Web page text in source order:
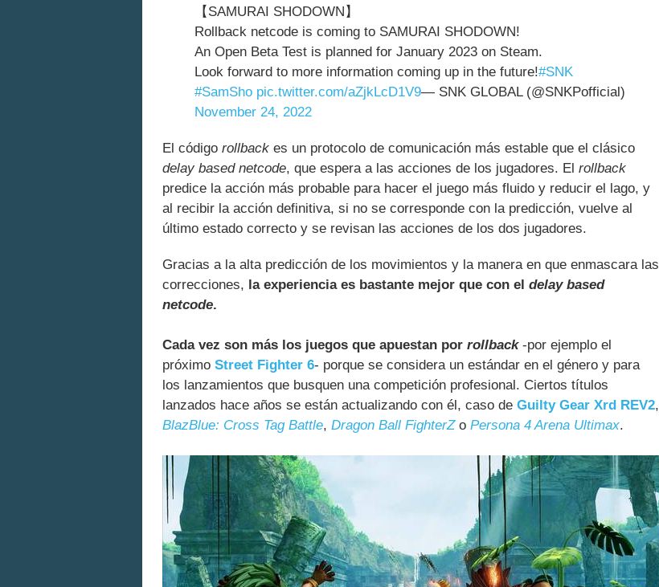
【SAMURAI SHODOWN】
Rollback netcode is coming to SAMURAI SHODOWN!
An Open Beta Test is planned for January 2023 on Steam.
Look forward to more information coming up in the future!#SNK
#SamSho pic.twitter.com/aZjkLcD1V9— SNK GLOBAL (@SNKPofficial)
November 24, 2022
El código rollback es un protocolo de comunicación más estable que el clásico
delay based netcode, que espera a las acciones de los jugadores. El rollback
predice la acción más probable para hacer el juego más fluido y reducir el lago, y
al recibir la acción definitiva, si no se corresponde con la predicción, vuelve al
último estado correcto y se revisan las acciones de los dos jugadores.
Gracias a la alta predicción de los movimientos y la manera en que enmascara las
correcciones, la experiencia es bastante mejor que con el delay based
netcode.
Cada vez son más los juegos que apuestan por rollback-por ejemplo el
próximo Street Fighter 6- porque se considera un estándar en el género y para
los lanzamientos que busquen una competición profesional. Ciertos títulos
lanzados hace años se están actualizando con él, caso de Guilty Gear Xrd REV2,
BlazBlue: Cross Tag Battle, Dragon Ball FighterZo Persona 4 Arena Ultimax.